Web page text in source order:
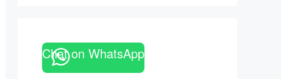
Chat on WhatsApp